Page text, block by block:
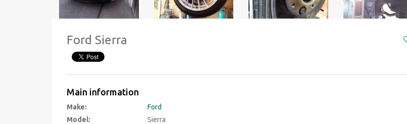
Ford Sierra
Main information
Make:
Ford
Model:
Sierra